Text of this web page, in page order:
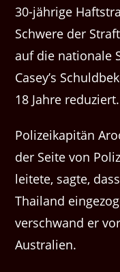
30-jährige
Schwere der
auf die nationale
Casey’s
18 Jahre reduziert.
Polizeikapitän
der Seite von
leitete, sagte,
Thailand
verschwand er
Australien.